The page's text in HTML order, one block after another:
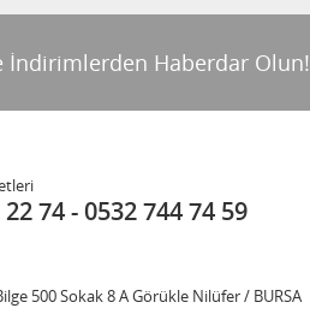
İndirimlerden Haberdar Olun!
74 0532 744 74 59
500 Sokak 8 A Görükle Nilüfer / BURSA